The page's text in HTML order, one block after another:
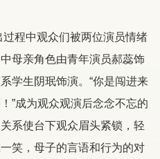
程中观众们被两位演员情绪
母亲角色由青年演员郝蕊饰
学生阴珉饰演。“你是闯进来
”成为观众观演后念念不忘的
系使台下观众眉头紧锁，轻
笑，母子的言语和行为的对